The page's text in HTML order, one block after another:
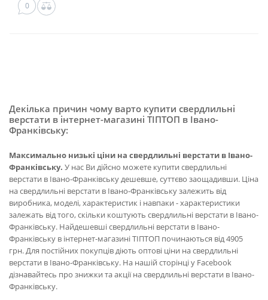
0
Декілька причин чому варто купити свердлильні
верстати в інтернет-магазині ТІПТОП в Івано-
Франківську:
Максимально низькі ціни на свердлильні верстати в Івано-
Франківську. У нас Ви дійсно можете купити свердлильні
верстати в Івано-Франківську дешевше, суттєво заощадивши. Ціна
на свердлильні верстати в Івано-Франківську залежить від
виробника, моделі, характеристик і навпаки - характеристики
залежать від того, скільки коштують свердлильні верстати в Івано-
Франківську. Найдешевші свердлильні верстати в Івано-
Франківську в інтернет-магазині ТІПТОП починаються від 4905
грн. Для постійних покупців діють оптові ціни на свердлильні
верстати в Івано-Франківську. На нашій сторінці у Facebook
дізнавайтесь про знижки та акції на свердлильні верстати в Івано-
Франківську.